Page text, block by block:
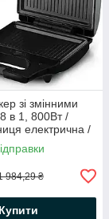
зі змінними
в 1, 800Вт /
електрична /
/
984,29 ₴
Купити